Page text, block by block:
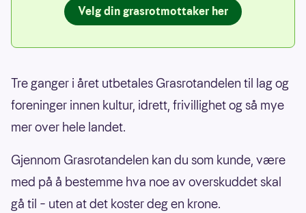
Velg din grasrotmottaker her
Tre ganger i året utbetales Grasrotandelen til lag og
foreninger innen kultur, idrett, frivillighet og så mye
mer over hele landet.
Gjennom Grasrotandelen kan du som kunde, være
med på å bestemme hva noe av overskuddet skal
gå til – uten at det koster deg en krone.